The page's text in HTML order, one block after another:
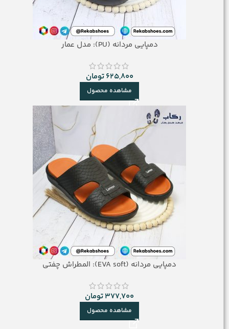
دمپایی مردانه (PU): مدل عمار
625,800تومان
مشاهده محصول
دمپایی مردانه (EVA soft): المطراش چفتی
377,700تومان
مشاهده محصول